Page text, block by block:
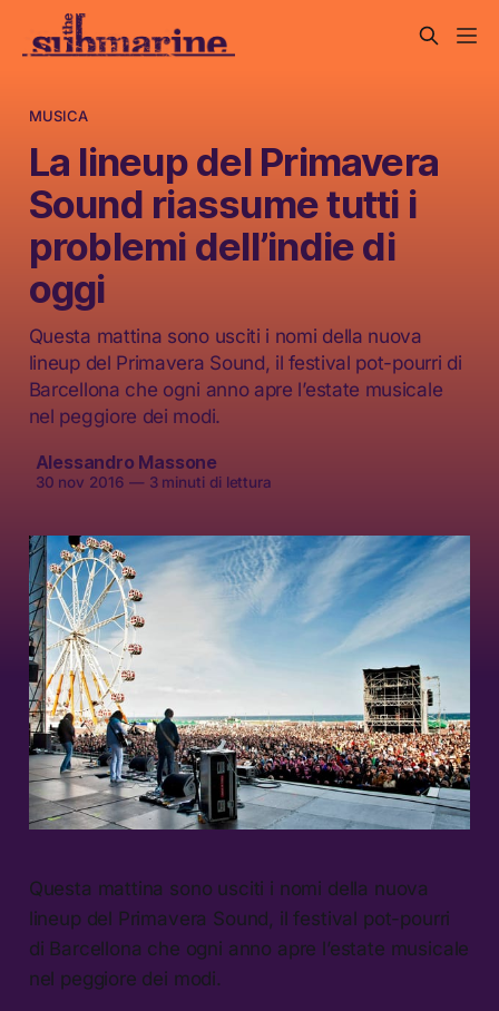
MUSICA
La lineup del Primavera
Sound riassume tutti i
problemi dell’indie di
oggi
Questa mattina sono usciti i nomi della nuova
lineup del Primavera Sound, il festival pot-pourri di
Barcellona che ogni anno apre l’estate musicale
nel peggiore dei modi.
Alessandro Massone
30 nov 2016 —3 minuti di lettura
Questa mattina sono usciti i nomi della nuova
lineup del Primavera Sound, il festival pot-pourri
di Barcellona che ogni anno apre l’estate musicale
nel peggiore dei modi.